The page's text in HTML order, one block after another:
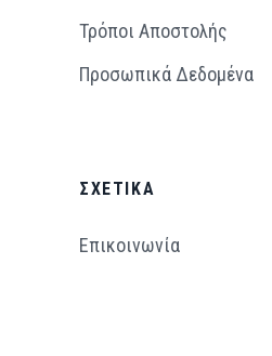
Τρόποι Aποστολής
Προσωπικά Δεδομένα
ΣΧΕΤΙΚΆ
Επικοινωνία